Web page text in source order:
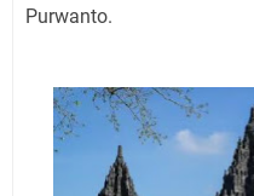
Purwanto.